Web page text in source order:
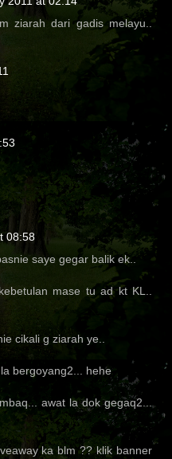
ziarah dari gadis melayu..
08:58
saye gegar balik ek..
mase tu ad kt KL..
cikali g ziarah ye..
bergoyang2... hehe
awat la dok gegaq2...
ka blm ?? klik banner